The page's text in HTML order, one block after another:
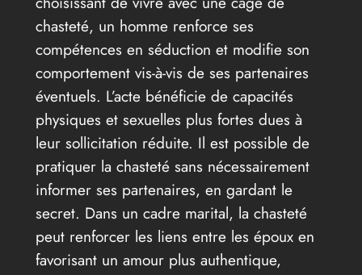
chasteté, un homme renforce ses
compétences en séduction et modifie son
comportement vis-à-vis de ses partenaires
éventuels. L’acte bénéficie de capacités
physiques et sexuelles plus fortes dues à
leur sollicitation réduite. Il est possible de
pratiquer la chasteté sans nécessairement
informer ses partenaires, en gardant le
secret. Dans un cadre marital, la chasteté
peut renforcer les liens entre les époux en
favorisant un amour plus authentique,